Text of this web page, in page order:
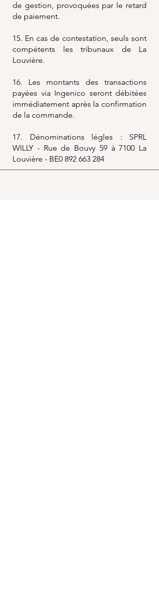
de gestion, provoquées par le retard
de paiement.
15. En cas de contestation, seuls sont
compétents les tribunaux de La
Louvière.
16. Les montants des transactions
payées via Ingenico seront débitées
immédiatement après la confirmation
de la commande.
17. Dénominations légles : SPRL
WILLY - Rue de Bouvy 59 à 7100 La
Louvière - BE0 892 663 284